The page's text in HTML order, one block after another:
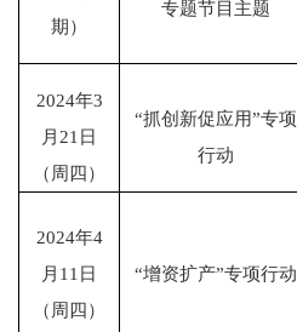
期）
专题节目主题
2024年3
月 21 日
（周四）
“抓创新促应用”专项
行动
2024年4
月 11 日
（周四）
“增资扩产”专项行动